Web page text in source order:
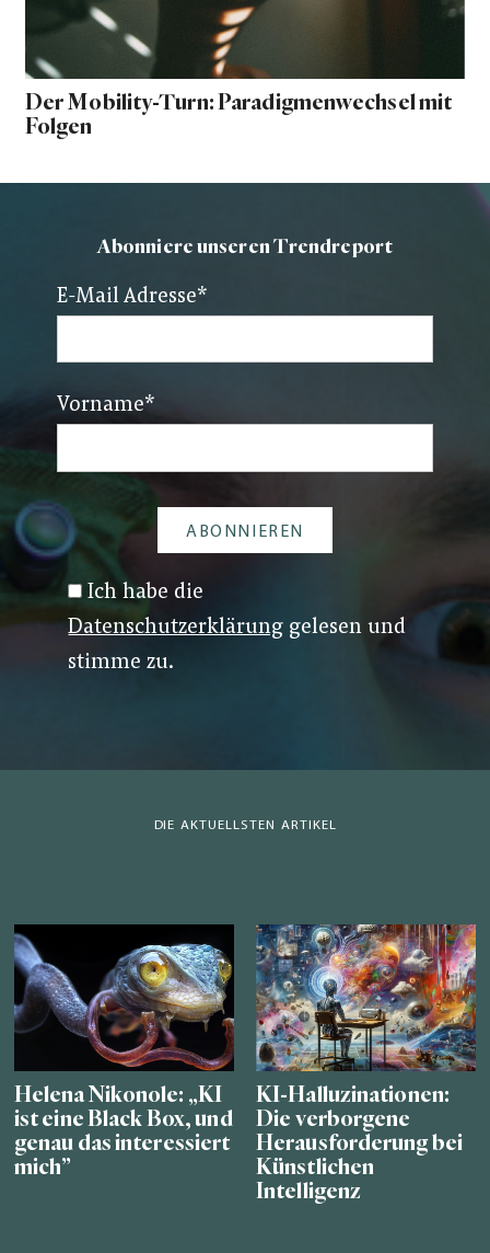
Der Mobility-Turn: Paradigmenwechsel mit
Folgen
Abonniere unseren Trendreport
E-Mail Adresse*
Vorname*
Ich habe die
Datenschutzerklärung gelesen und
stimme zu.
DIE AKTUELLSTEN ARTIKEL
Helena Nikonole: „KI
ist eine Black Box, und
genau das interessiert
mich”
KI-Halluzinationen:
Die verborgene
Herausforderung bei
Künstlichen
Intelligenz